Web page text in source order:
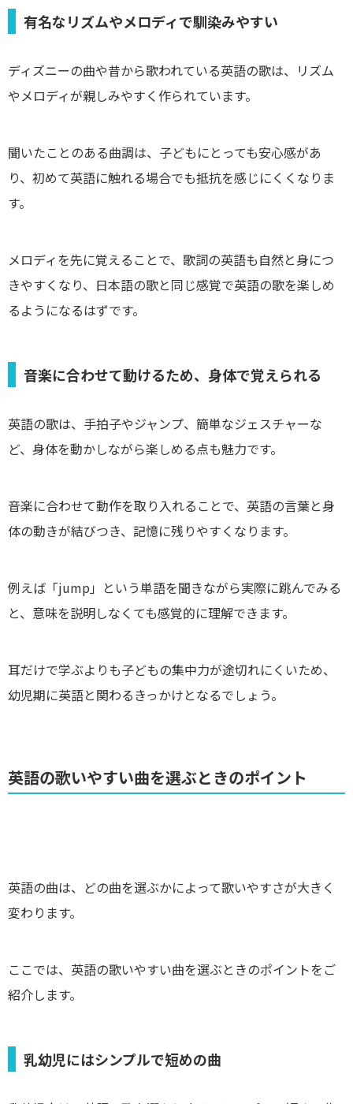
有名なリズムやメロディで馴染みやすい
ディズニーの曲や昔から歌われている英語の歌は、リズム
やメロディが親しみやすく作られています。
聞いたことのある曲調は、子どもにとっても安心感があ
り、初めて英語に触れる場合でも抵抗を感じにくくなりま
す。
メロディを先に覚えることで、歌詞の英語も自然と身につ
きやすくなり、日本語の歌と同じ感覚で英語の歌を楽しめ
るようになるはずです。
音楽に合わせて動けるため、身体で覚えられる
英語の歌は、手拍子やジャンプ、簡単なジェスチャーな
ど、身体を動かしながら楽しめる点も魅力です。
音楽に合わせて動作を取り入れることで、英語の言葉と身
体の動きが結びつき、記憶に残りやすくなります。
例えば「jump」という単語を聞きながら実際に跳んでみる
と、意味を説明しなくても感覚的に理解できます。
耳だけで学ぶよりも子どもの集中力が途切れにくいため、
幼児期に英語と関わるきっかけとなるでしょう。
英語の歌いやすい曲を選ぶときのポイント
英語の曲は、どの曲を選ぶかによって歌いやすさが大きく
変わります。
ここでは、英語の歌いやすい曲を選ぶときのポイントをご
紹介します。
乳幼児にはシンプルで短めの曲